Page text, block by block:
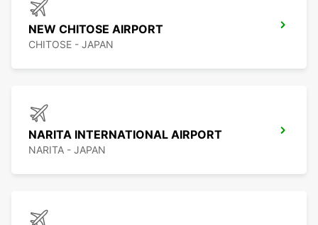
NEW CHITOSE AIRPORT
CHITOSE - JAPAN
NARITA INTERNATIONAL AIRPORT
NARITA - JAPAN